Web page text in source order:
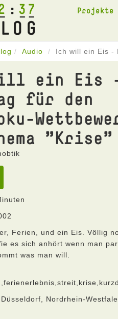
37 Projekte
Audio Ich will ein Eis -
ein Eis
für den
"Krise"
Ferien, und ein Eis. Völlig
es sich anhört wenn man
was man will.
Düsseldorf, Nordrhein-